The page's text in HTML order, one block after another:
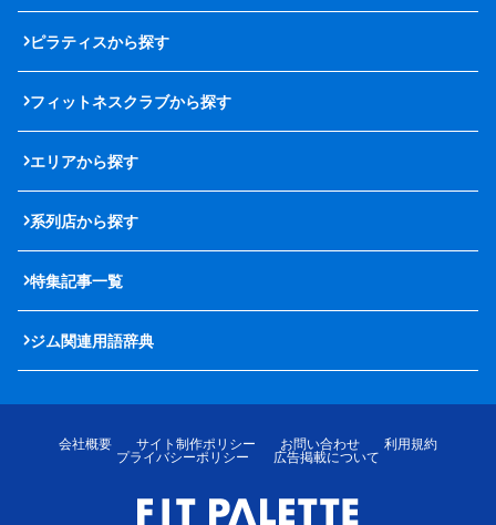
ピラティスから探す
フィットネスクラブから探す
エリアから探す
系列店から探す
特集記事一覧
ジム関連用語辞典
会社概要 サイト制作ポリシー お問い合わせ
利用規約
プライバシーポリシー
広告掲載について